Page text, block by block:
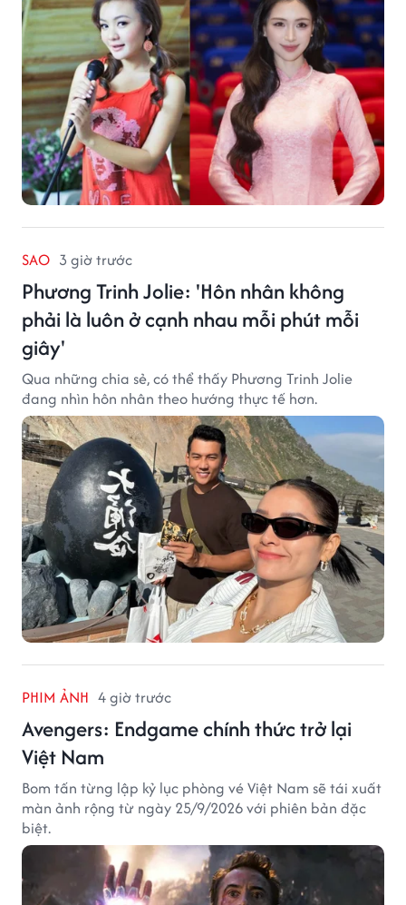
SAO 3 giờ trước
Phương Trinh Jolie: 'Hôn nhân không
phải là luôn ở cạnh nhau mỗi phút mỗi
giây'
Qua những chia sẻ, có thể thấy Phương Trinh Jolie
đang nhìn hôn nhân theo hướng thực tế hơn.
PHIM ẢNH 4 giờ trước
Avengers: Endgame chính thức trở lại
Việt Nam
Bom tấn từng lập kỷ lục phòng vé Việt Nam sẽ tái xuất
màn ảnh rộng từ ngày 25/9/2026 với phiên bản đặc
biệt.